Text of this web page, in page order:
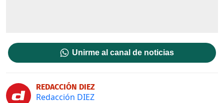
Unirme al canal de noticias
REDACCIÓN DIEZ
Redacción DIEZ